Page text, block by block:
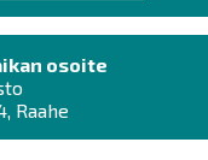
osoite
Raahe